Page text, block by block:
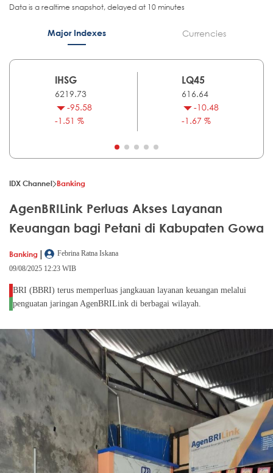
Data is a realtime snapshot, delayed at 10 minutes
Major Indexes Currencies
IHSG
6219.73
-95.58
-1.51 %
LQ45
616.64
-10.48
-1.67 %
IDX Channel Banking
AgenBRILink Perluas Akses Layanan
Keuangan bagi Petani di Kabupaten Gowa
Banking |
Febrina Ratna Iskana
09/08/2025 12:23 WIB
BRI (BBRI) terus memperluas jangkauan layanan keuangan melalui
penguatan jaringan AgenBRILink di berbagai wilayah.